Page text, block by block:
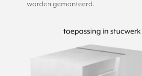
worden gemonteerd.